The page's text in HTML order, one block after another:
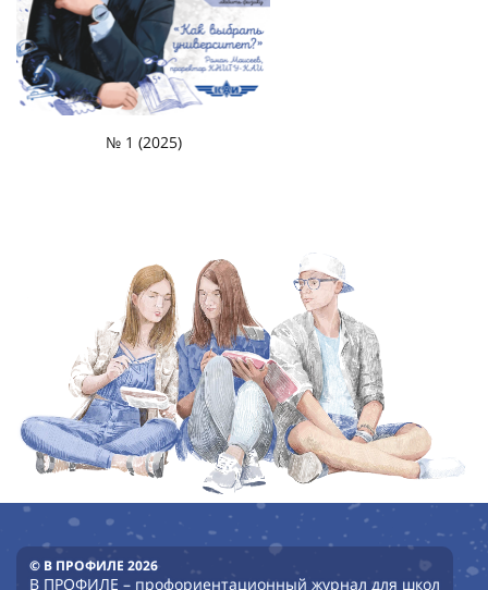
№ 1 (2025)
© В ПРОФИЛЕ 2026
В ПРОФИЛЕ – профориентационный журнал для школ